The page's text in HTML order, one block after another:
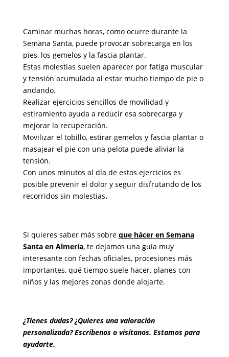
Caminar muchas horas, como ocurre durante la
Semana Santa, puede provocar sobrecarga en los
pies, los gemelos y la fascia plantar.
Estas molestias suelen aparecer por fatiga muscular
y tensión acumulada al estar mucho tiempo de pie o
andando.
Realizar ejercicios sencillos de movilidad y
estiramiento ayuda a reducir esa sobrecarga y
mejorar la recuperación.
Movilizar el tobillo, estirar gemelos y fascia plantar o
masajear el pie con una pelota puede aliviar la
tensión.
Con unos minutos al día de estos ejercicios es
posible prevenir el dolor y seguir disfrutando de los
recorridos sin molestias.
Si quieres saber más sobre que hácer en Semana
Santa en Almería, te dejamos una guia muy
interesante con fechas oficiales, procesiones más
importantes, qué tiempo suele hacer, planes con
niños y las mejores zonas donde alojarte.
¿Tienes dudas? ¿Quieres una valoración
personalizada? Escríbenos o visítanos. Estamos para
ayudarte.